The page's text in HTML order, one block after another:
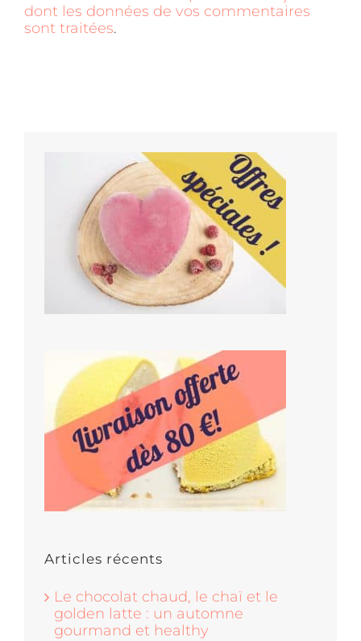
dont les données de vos commentaires
sont traitées.
Articles récents
Le chocolat chaud, le chaï et le
golden latte : un automne
gourmand et healthy